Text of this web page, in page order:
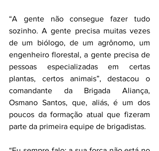
“A gente não consegue fazer tudo
sozinho. A gente precisa muitas vezes
de um biólogo, de um agrônomo, um
engenheiro florestal, a gente precisa de
pessoas especializadas em certas
plantas, certos animais”, destacou o
comandante da Brigada Aliança,
Osmano Santos, que, aliás, é um dos
poucos da formação atual que fizeram
parte da primeira equipe de brigadistas.